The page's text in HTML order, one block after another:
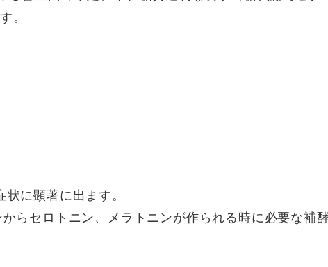
。
に顕著に出ます。
らセロトニン、メラトニンが作られる時に必要な補